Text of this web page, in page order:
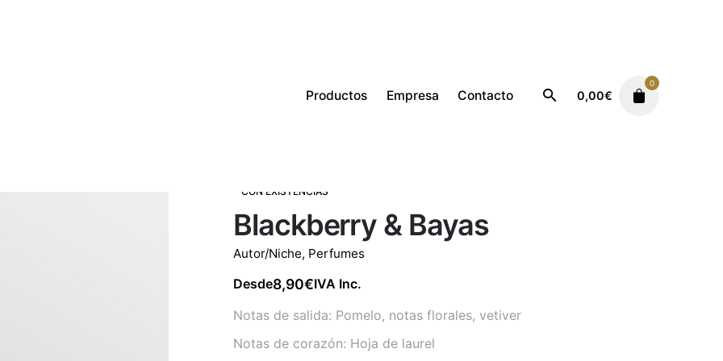
Productos Empresa Contacto 0,00€
0
CON EXISTENCIAS
Blackberry & Bayas
Autor/Niche, Perfumes
Desde8,90€IVA Inc.
Notas de salida: Pomelo, notas florales, vetiver
Notas de corazón: Hoja de laurel